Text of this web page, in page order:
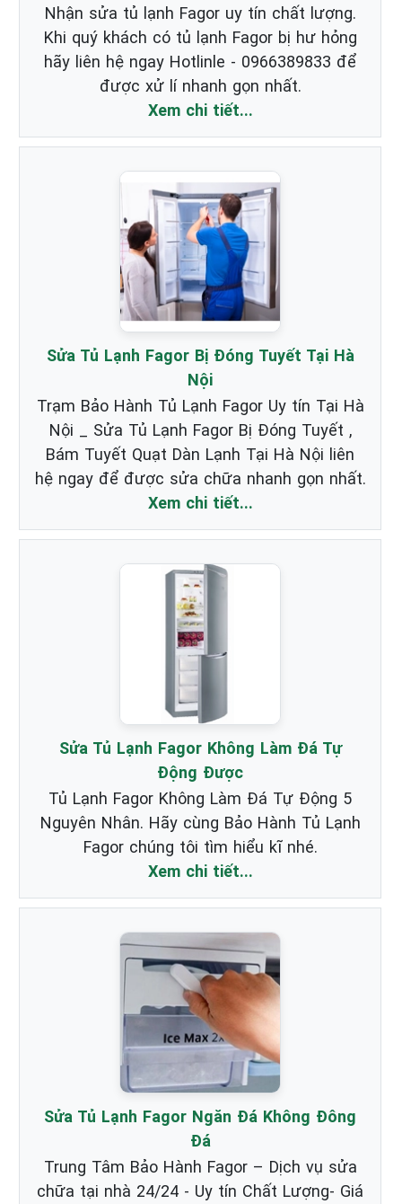
Nhận sửa tủ lạnh Fagor uy tín chất lượng.
Khi quý khách có tủ lạnh Fagor bị hư hỏng
hãy liên hệ ngay Hotlinle - 0966389833 để
được xử lí nhanh gọn nhất.
Xem chi tiết...
Sửa Tủ Lạnh Fagor Bị Đóng Tuyết Tại Hà
Nội
Trạm Bảo Hành Tủ Lạnh Fagor Uy tín Tại Hà
Nội _ Sửa Tủ Lạnh Fagor Bị Đóng Tuyết ,
Bám Tuyết Quạt Dàn Lạnh Tại Hà Nội liên
hệ ngay để được sửa chữa nhanh gọn nhất.
Xem chi tiết...
Sửa Tủ Lạnh Fagor Không Làm Đá Tự
Động Được
Tủ Lạnh Fagor Không Làm Đá Tự Động 5
Nguyên Nhân. Hãy cùng Bảo Hành Tủ Lạnh
Fagor chúng tôi tìm hiểu kĩ nhé.
Xem chi tiết...
Sửa Tủ Lạnh Fagor Ngăn Đá Không Đông
Đá
Trung Tâm Bảo Hành Fagor – Dịch vụ sửa
chữa tại nhà 24/24 - Uy tín Chất Lượng- Giá